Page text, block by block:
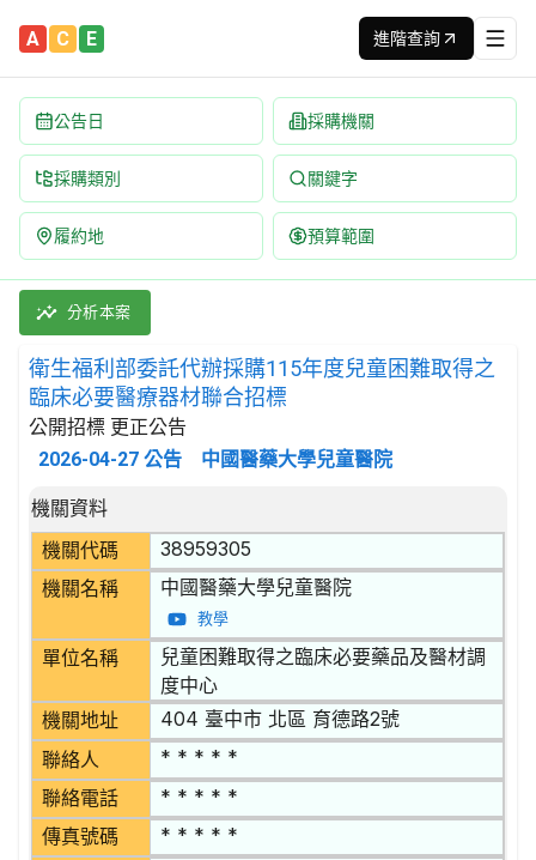
A C E 進階查詢
公告日 採購機關
採購類別 關鍵字
履約地 預算範圍
衛生福利部委託代辦採購115年度兒童困難取得之臨床必要
採購類別：財物類 醫藥產品 | 招標方式：公開招標 | 決標
分析本案
衛生福利部委託代辦採購115年度兒童困難取得之
臨床必要醫療器材聯合招標
公開招標 更正公告
2026-04-27 公告 中國醫藥大學兒童醫院
招標公告詳細內容
機關資料
機關代碼
38959305
機關名稱 中國醫藥大學兒童醫院
教學
單位名稱
兒童困難取得之臨床必要藥品及醫材調
度中心
機關地址 404 臺中市 北區 育德路2號
聯絡人 * * * * *
聯絡電話 * * * * *
傳真號碼 * * * * *